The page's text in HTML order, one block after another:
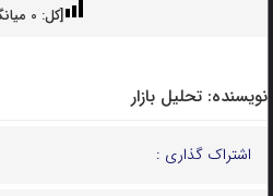
[کل: 0
نویسنده: تحلیل بازار
اشتراک گذاری :